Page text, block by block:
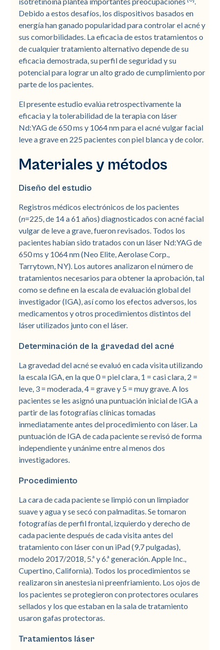
Debido a estos desafíos, los dispositivos basados en
energía han ganado popularidad para controlar el acné y
sus comorbilidades. La eficacia de estos tratamientos o
de cualquier tratamiento alternativo depende de su
eficacia demostrada, su perfil de seguridad y su
potencial para lograr un alto grado de cumplimiento por
parte de los pacientes.
El presente estudio evalúa retrospectivamente la
eficacia y la tolerabilidad de la terapia con láser
Nd:YAG de 650 ms y 1064 nm para el acné vulgar facial
leve a grave en 225 pacientes con piel blanca y de color.
Materiales y métodos
Diseño del estudio
Registros médicos electrónicos de los pacientes
(n=225, de 14 a 61 años) diagnosticados con acné facial
vulgar de leve a grave, fueron revisados. Todos los
pacientes habían sido tratados con un láser Nd:YAG de
650 ms y 1064 nm (Neo Elite, Aerolase Corp.,
Tarrytown, NY). Los autores analizaron el número de
tratamientos necesarios para obtener la aprobación, tal
como se define en la escala de evaluación global del
investigador (IGA), así como los efectos adversos, los
medicamentos y otros procedimientos distintos del
láser utilizados junto con el láser.
Determinación de la gravedad del acné
La gravedad del acné se evaluó en cada visita utilizando
la escala IGA, en la que 0 = piel clara, 1 = casi clara, 2 =
leve, 3 = moderada, 4 = grave y 5 = muy grave. A los
pacientes se les asignó una puntuación inicial de IGA a
partir de las fotografías clínicas tomadas
inmediatamente antes del procedimiento con láser. La
puntuación de IGA de cada paciente se revisó de forma
independiente y unánime entre al menos dos
investigadores.
Procedimiento
La cara de cada paciente se limpió con un limpiador
suave y agua y se secó con palmaditas. Se tomaron
fotografías de perfil frontal, izquierdo y derecho de
cada paciente después de cada visita antes del
tratamiento con láser con un iPad (9,7 pulgadas),
modelo 2017/2018, 5.ª y 6.ª generación. Apple Inc.,
Cupertino, California). Todos los procedimientos se
realizaron sin anestesia ni preenfriamiento. Los ojos de
los pacientes se protegieron con protectores oculares
sellados y los que estaban en la sala de tratamiento
usaron gafas protectoras.
Tratamientos láser